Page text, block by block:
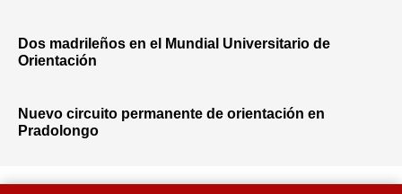
Dos madrileños en el Mundial Universitario de
Orientación
Nuevo circuito permanente de orientación en
Pradolongo